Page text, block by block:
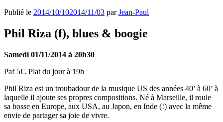
Publié le 2014/10/102014/11/03 parJean-Paul
Phil Riza (f), blues & boogie
Samedi 01/11/2014 à 20h30
Paf 5€. Plat du jour à 19h
Phil Riza est un troubadour de la musique US des années 40’ à 60’ à
laquelle il ajoute ses propres compositions. Né à Marseille, il roule
sa bosse en Europe, aux USA, au Japon, en Inde (!) avec la même
envie de partager sa joie de vivre.